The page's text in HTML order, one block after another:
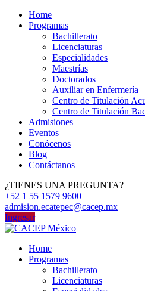
Home
Programas
Bachillerato
Licenciaturas
Especialidades
Maestrías
Doctorados
Auxiliar en Enfermería
Centro de Titulación
Centro de Titulación
Admisiones
Eventos
Conócenos
Blog
Contáctanos
¿TIENES UNA PREGUNTA?
+52 1 55 1579 9600
admision.ecatepec@cacep.mx
Ingresar
Home
Programas
Bachillerato
Licenciaturas